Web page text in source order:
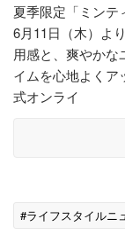
夏季限定「ミンテ
6月11日（木）よ
用感と、爽やかな
イムを心地よく
式オンライ
#ライフスタイルニ